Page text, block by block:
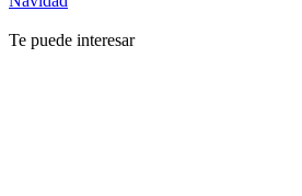
Te puede interesar